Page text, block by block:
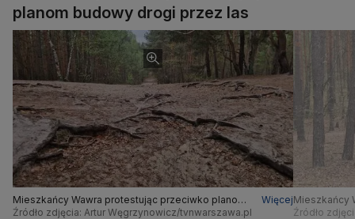
planom budowy drogi przez las
Mieszkańcy Wawra protestując przeciwko planom
budowy drogi przez las
Więcej
Źródło zdjęcia: Artur Węgrzynowicz/tvnwarszawa.pl
Mieszkańcy
budowy
Źródło